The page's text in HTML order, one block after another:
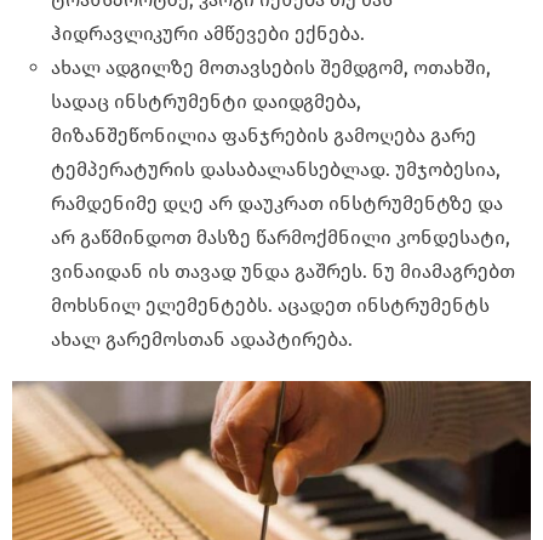
ჰიდრავლიკური ამწევები ექნება.
ახალ ადგილზე მოთავსების შემდგომ, ოთახში,
სადაც ინსტრუმენტი დაიდგმება,
მიზანშეწონილია ფანჯრების გამოღება გარე
ტემპერატურის დასაბალანსებლად. უმჯობესია,
რამდენიმე დღე არ დაუკრათ ინსტრუმენტზე და
არ გაწმინდოთ მასზე წარმოქმნილი კონდესატი,
ვინაიდან ის თავად უნდა გაშრეს. ნუ მიამაგრებთ
მოხსნილ ელემენტებს. აცადეთ ინსტრუმენტს
ახალ გარემოსთან ადაპტირება.